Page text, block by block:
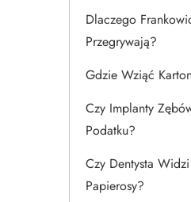
Dlaczego
Przegrywają?
Gdzie Wziąć
Czy Implanty
Podatku?
Czy Dentysta
Papierosy?